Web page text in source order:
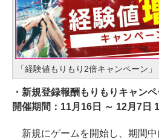
「経験値もりもり2倍キャンペーン」
・新規登録報酬もりもりキャン
開催期間：11月16日 ～ 12月7日
新規にゲームを開始し、期間中